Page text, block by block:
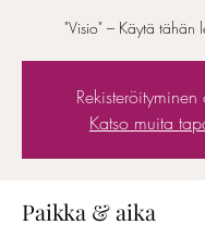
"Visio" – Käytä tähän
Rekisteröityminen
Katso muita
Paikka & aika